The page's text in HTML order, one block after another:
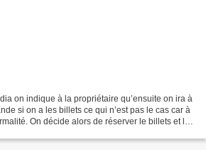
on indique à la propriétaire qu’ensuite on ira à
si on a les billets ce qui n’est pas le cas car à
On décide alors de réserver le billets et là